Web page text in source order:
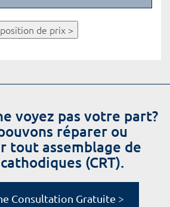
de prix >
voyez pas votre part?
réparer ou
tout assemblage de
(CRT).
Consultation Gratuite >